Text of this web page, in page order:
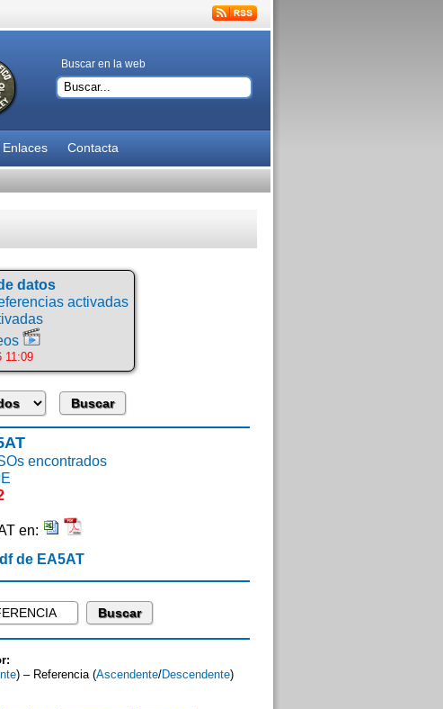
Buscar en la web
Enlaces Contacta
datos
activadas
11:09
encontrados
en:
de EA5AT
) – Referencia (Ascendente/Descendente)